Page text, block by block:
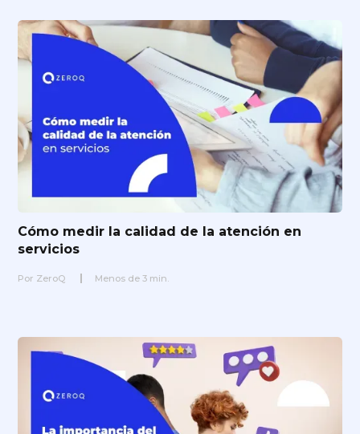
Cómo medir la calidad de la atención en
servicios
Por ZeroQ Menos de 3 min.